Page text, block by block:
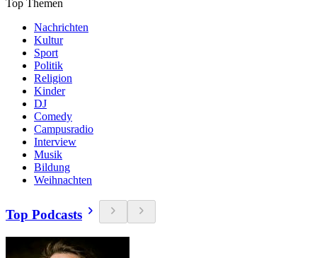
Top Themen
Nachrichten
Kultur
Sport
Politik
Religion
Kinder
DJ
Comedy
Campusradio
Interview
Musik
Bildung
Weihnachten
Top Podcasts